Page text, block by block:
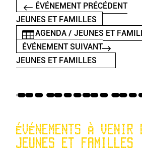
ÉVÉNEMENT PRÉCÉDENT
JEUNES ET FAMILLES
AGENDA / JEUNES ET
ÉVÉNEMENT SUIVANT
JEUNES ET FAMILLES
ÉVÉNEMENTS À VENIR
JEUNES ET FAMILLES